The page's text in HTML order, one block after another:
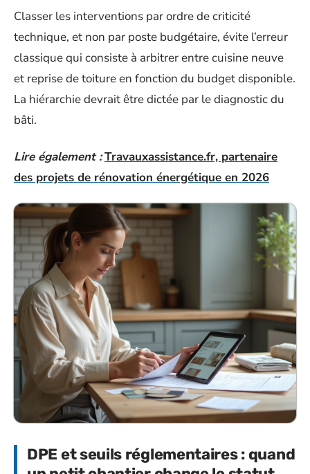
Classer les interventions par ordre de criticité
technique, et non par poste budgétaire, évite l’erreur
classique qui consiste à arbitrer entre cuisine neuve
et reprise de toiture en fonction du budget disponible.
La hiérarchie devrait être dictée par le diagnostic du
bâti.
Lire également :Travauxassistance.fr, partenaire
des projets de rénovation énergétique en 2026
DPE et seuils réglementaires : quand